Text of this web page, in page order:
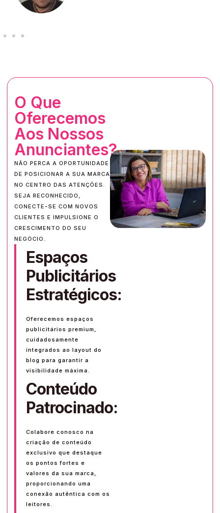
O Que
Oferecemos
Aos Nossos
Anunciantes?
NÃO PERCA A OPORTUNIDADE
DE POSICIONAR A SUA MARCA
NO CENTRO DAS ATENÇÕES.
SEJA RECONHECIDO,
CONECTE-SE COM NOVOS
CLIENTES E IMPULSIONE O
CRESCIMENTO DO SEU
NEGÓCIO.
Espaços
Publicitários
Estratégicos:
Oferecemos espaços
publicitários premium,
cuidadosamente
integrados ao layout do
blog para garantir a
visibilidade máxima.
Conteúdo
Patrocinado:
Colabore conosco na
criação de conteúdo
exclusivo que destaque
os pontos fortes e
valores da sua marca,
proporcionando uma
conexão autêntica com os
leitores.